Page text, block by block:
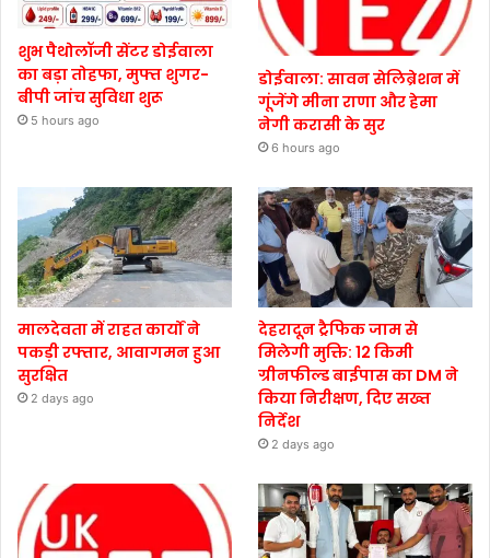
शुभ पैथोलॉजी सेंटर डोईवाला
का बड़ा तोहफा, मुफ्त शुगर-
बीपी जांच सुविधा शुरू
5 hours ago
डोईवाला: सावन सेलिब्रेशन में
गूंजेंगे मीना राणा और हेमा
नेगी करासी के सुर
6 hours ago
मालदेवता में राहत कार्यों ने
पकड़ी रफ्तार, आवागमन हुआ
सुरक्षित
2 days ago
देहरादून ट्रैफिक जाम से
मिलेगी मुक्ति: 12 किमी
ग्रीनफील्ड बाईपास का DM ने
किया निरीक्षण, दिए सख्त
निर्देश
2 days ago